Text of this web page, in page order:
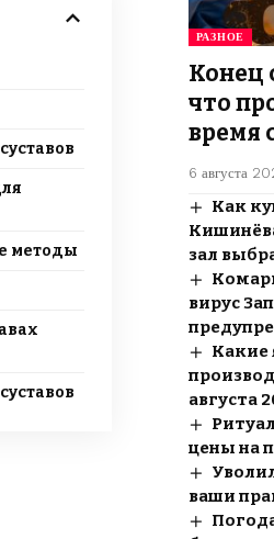
методы
РАЗНОЕ
Конец
что
время
6 августа
Как
зал
вирус
Какие
августа
цены на
ваши